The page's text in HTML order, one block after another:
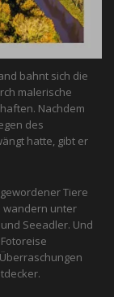
bahnt sich die
malerische
Nachdem
des
hatte, gibt er
Tiere
wandern unter
See­adler. Und